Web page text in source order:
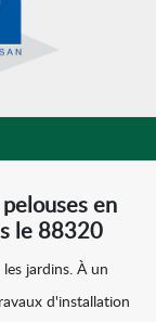
en
le 88320
jardins. À un
d'installation